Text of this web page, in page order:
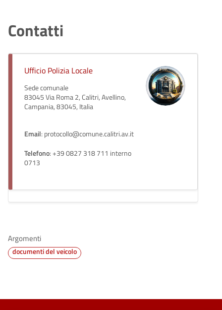
Contatti
Ufficio Polizia Locale
Sede comunale
83045 Via Roma 2, Calitri, Avellino,
Campania, 83045, Italia
Email: protocollo@comune.calitri.av.it
Telefono: +39 0827 318 711 interno
0713
Argomenti
documenti del veicolo